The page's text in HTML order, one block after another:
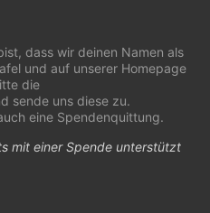
dass wir deinen Namen als
und auf unserer Homepage
die
sende uns diese zu.
eine Spendenquittung.
mit einer Spende unterstützt